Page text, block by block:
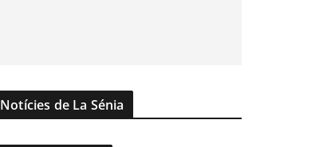
Notícies de La Sénia